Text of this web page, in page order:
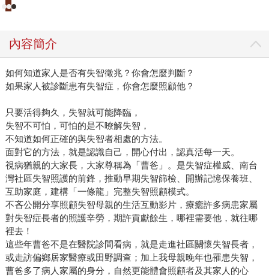
內容簡介
如何知道家人是否有失智徵兆？你會怎麼判斷？
如果家人被診斷患有失智症，你會怎麼照顧他？
只要活得夠久，失智就可能降臨，
失智不可怕，可怕的是不暸解失智，
不知道如何正確的與失智者相處的方法。
面對它的方法，就是認識自己，開心付出，認真活每一天。
視病猶親的大家長，大家尊稱為「曹爸」。是失智症權威、南台
灣社區失智照護的前鋒，推動早期失智篩檢、開辦記憶保養班、
互助家庭，建構「一條龍」完整失智照顧模式。
不吝公開分享照顧失智母親的生活互動影片，療癒許多病患家屬
對失智症長者的照護辛勞，期許貢獻餘生，哪裡需要他，就往哪
裡去！
這些年曹爸不是在醫院診間看病，就是走進社區關懷失智長者，
或走訪偏鄉居家醫療或田野調查；加上我母親晚年也罹患失智，
曹爸多了病人家屬的身分，自然更能體會照顧者及其家人的心